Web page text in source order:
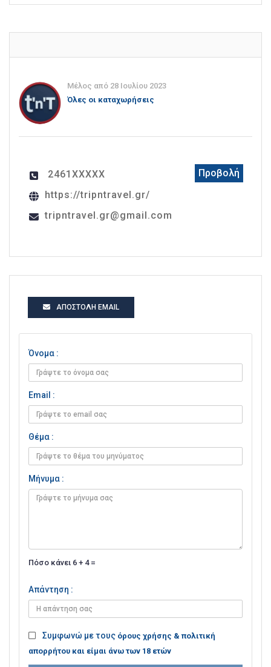
Μέλος από 28 Ιουλίου 2023
Όλες οι καταχωρήσεις
2461XXXXX
Προβολή
https://tripntravel.gr/
tripntravel.gr@gmail.com
ΑΠΟΣΤΟΛΉ EMAIL
Όνομα :
Email :
Θέμα :
Μήνυμα :
Πόσο κάνει 6 + 4 =
Απάντηση :
Συμφωνώ με τους όρους χρήσης & πολιτική
απορρήτου και είμαι άνω των 18 ετών